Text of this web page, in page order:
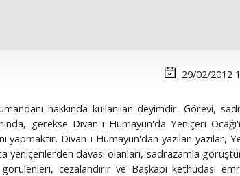
29/02/2012
hakkında kullanılan deyimdir. Görevi,
gerekse Divan-ı Hümayun'da Yeniçeri
yapmaktır. Divan-ı Hümayun'dan yazılan yazılar,
yeniçerilerden davası olanları, sadrazamla
cezalandırır ve Başkapı kethüdası